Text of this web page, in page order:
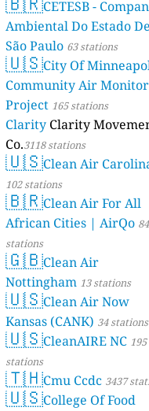
CETESB -
Ambiental Do Estado De
São Paulo 63 stations
🇺🇸City Of
Community Air
Project 165 stations
Clarity Clarity
Co.3118 stations
🇺🇸Clean Air
102 stations
🇧🇷Clean Air For All
African Cities | AirQo
stations
🇬🇧Clean Air
Nottingham 13 stations
🇺🇸Clean Air Now
Kansas (CANK) 34 stations
🇺🇸CleanAIRE NC 195
stations
🇹🇭Cmu Ccdc 3437
🇺🇸College Of Food